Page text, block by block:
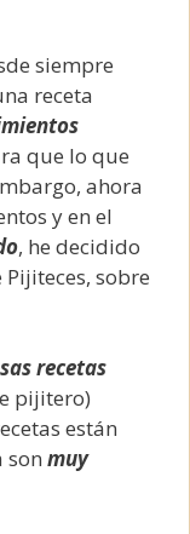
siempre
receta
que lo que
ahora
y en el
, he decidido
sobre
recetas
pijitero)
están
son muy